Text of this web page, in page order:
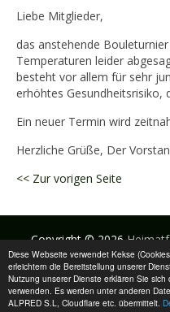
Diese Webseite verwendet Kekse
erleichtern die Bereitstellung unserer
Nutzung unserer Dienste erklären Sie
verwenden. Es werden unter anderen
ALPRED S.L, Cloudflare etc. übermittelt.
Liebe Mitglieder,
das anstehende
Temperaturen leider
besteht vor allem für sehr
erhöhtes Gesundheitsrisiko,
Ein neuer Termin wird
Herzliche Grüße, Der
<< Zur vorigen Seite
Copyright © 2026
Rechte
Impressum